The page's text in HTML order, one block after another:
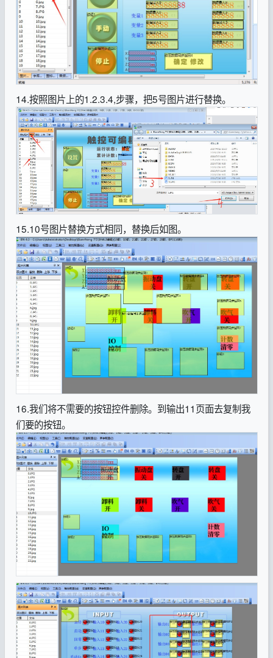
14.按照图片上的1.2.3.4,步骤，把5号图片进行替换。
15.10号图片替换方式相同，替换后如图。
16.我们将不需要的按钮控件删除。到输出11页面去复制我
们要的按钮。